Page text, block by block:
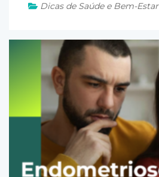
Dicas de Saúde e Bem-Estar